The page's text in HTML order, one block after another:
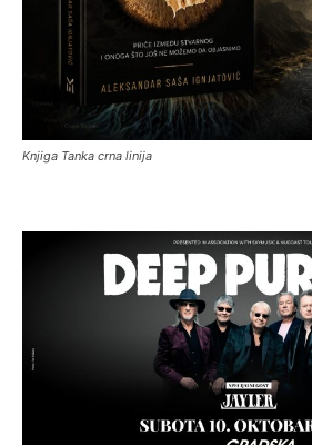
Knjiga Tanka crna linija